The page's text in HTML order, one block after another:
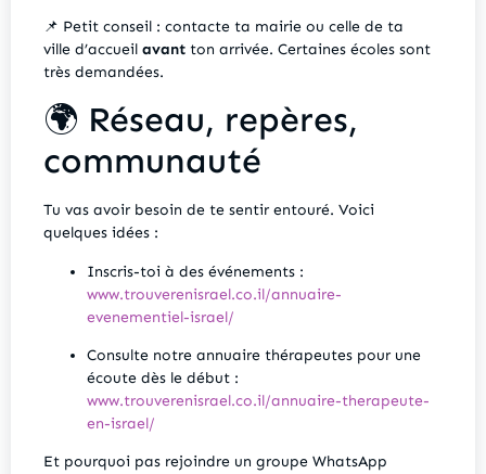
📌 Petit conseil : contacte ta mairie ou celle de ta
ville d’accueil avant ton arrivée. Certaines écoles sont
très demandées.
🌍 Réseau, repères,
communauté
Tu vas avoir besoin de te sentir entouré. Voici
quelques idées :
Inscris-toi à des événements :
www.trouverenisrael.co.il/annuaire-
evenementiel-israel/
Consulte notre annuaire thérapeutes pour une
écoute dès le début :
www.trouverenisrael.co.il/annuaire-therapeute-
en-israel/
Et pourquoi pas rejoindre un groupe WhatsApp